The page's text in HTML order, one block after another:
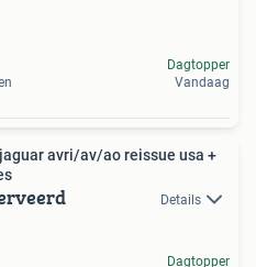
Dagtopper
Vandaag
avri/av/ao reissue usa +
Details
Dagtopper